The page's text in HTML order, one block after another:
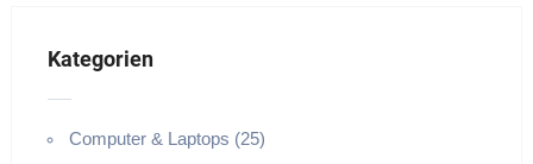
Kategorien
Computer & Laptops (25)